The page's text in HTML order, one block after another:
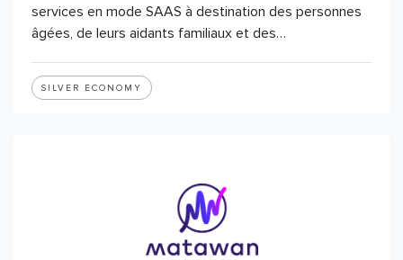
services en mode SAAS à destination des personnes
âgées, de leurs aidants familiaux et des…
SILVER ECONOMY